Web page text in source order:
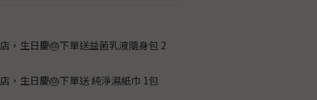
，生日慶🎂下單送益菌乳液隨身包 2
，生日慶🎂下單送 純淨濕紙巾 1包